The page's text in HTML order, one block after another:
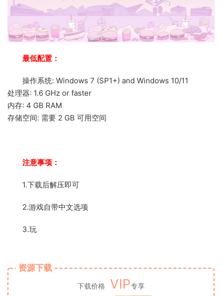
最低配置：
操作系统: Windows 7 (SP1+) and Windows 10/11
处理器: 1.6 GHz or faster
内存: 4 GB RAM
存储空间: 需要 2 GB 可用空间
注意事项：
1.下载后解压即可
2.游戏自带中文选项
3.玩
资源下载
下载价格 VIP专享